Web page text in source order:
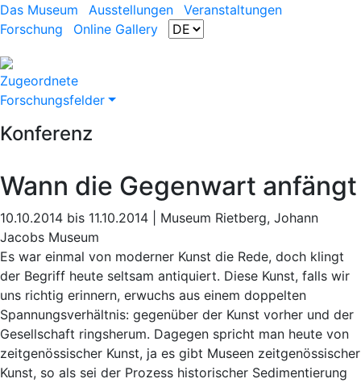
Das Museum Ausstellungen
Veranstaltungen
Forschung
Online Gallery
Zugeordnete
Forschungsfelder
Konferenz
Wann die Gegenwart anfängt
10.10.2014 bis 11.10.2014 | Museum Rietberg, Johann
Jacobs Museum
Es war einmal von moderner Kunst die Rede, doch klingt
der Begriff heute seltsam antiquiert. Diese Kunst, falls wir
uns richtig erinnern, erwuchs aus einem doppelten
Spannungsverhältnis: gegenüber der Kunst vorher und der
Gesellschaft ringsherum. Dagegen spricht man heute von
zeitgenössischer Kunst, ja es gibt Museen zeitgenössischer
Kunst, so als sei der Prozess historischer Sedimentierung